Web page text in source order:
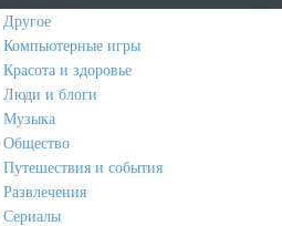
Другое
Компьютерные игры
Красота и здоровье
Люди и блоги
Музыка
Общество
Путешествия и события
Развлечения
Сериалы